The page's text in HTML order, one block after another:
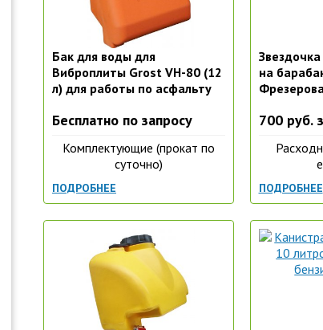
Бак для воды для
Виброплиты Grost VH-80 (12
л) для работы по асфальту
Бесплатно по запросу
Комплектующие (прокат по
суточно)
ПОДРОБНЕЕ
на
700 руб.
ПОДРОБНЕЕ